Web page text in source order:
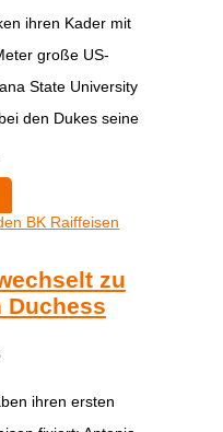
ihren Kader mit
große US-
State University
den Dukes seine
zu
Duchess
ihren ersten